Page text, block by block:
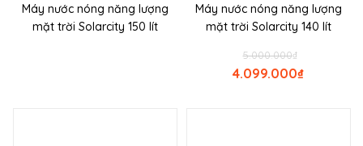
Máy nước nóng năng lượng
mặt trời Solarcity 150 lít
Máy nước nóng năng lượng
mặt trời Solarcity 140 lít
₫
5.000.000
₫
4.099.000